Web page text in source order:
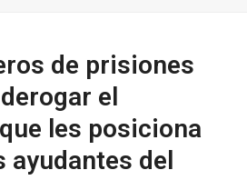
de prisiones
el
les posiciona
ayudantes del